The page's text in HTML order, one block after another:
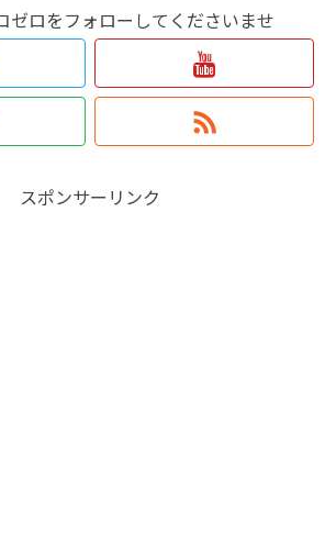
ゼロをフォローしてくださいませ
スポンサーリンク